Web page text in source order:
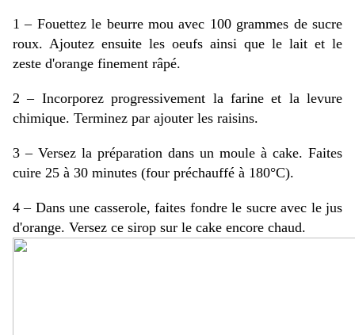
1 – Fouettez le beurre mou avec 100 grammes de sucre
roux. Ajoutez ensuite les oeufs ainsi que le lait et le
zeste d'orange finement râpé.
2 – Incorporez progressivement la farine et la levure
chimique. Terminez par ajouter les raisins.
3 – Versez la préparation dans un moule à cake. Faites
cuire 25 à 30 minutes (four préchauffé à 180°C).
4 – Dans une casserole, faites fondre le sucre avec le jus
d'orange. Versez ce sirop sur le cake encore chaud.